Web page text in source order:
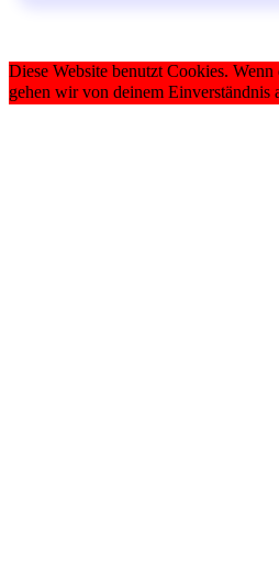
Diese Website benutzt Cookies.
gehen wir von deinem Einverständnis